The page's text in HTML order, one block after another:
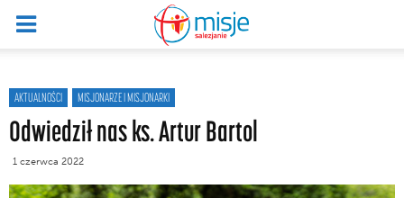
AKTUALNOŚCI MISJONARZE I MISJONARKI
Odwiedził nas ks. Artur Bartol
1 czerwca 2022